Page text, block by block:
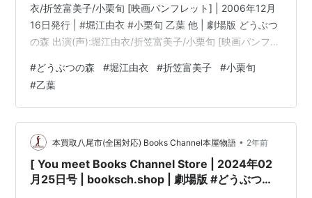
初恋モンスター（二階堂夏歩）
劇場アニメ
劇場版 どうぶつの森（あいちゃん）
劇場版 K MISSING KINGS（櫛名アンナ）
モーレツ宇宙海賊 ABYSS OF HYPERSPACE -亜空の
深淵-（クーリエ）
傷物語I 鉄血篇（羽川翼）
ゲーム
衣/折笠富美子/小栗旬 [映画パンフレット] | 2006年12月
16日発行 | #堀江由衣 #小栗旬 乙葉 他 | 劇場版 どうぶつ
の森 出演(声):堀江由衣/折笠富美子/小栗旬 [映画パンフレ
古書「良」。[映画パンフレット][※発行所:東宝]
[※EAN:4988104036391][※2006年12月16日発行][※数ペ
ージ折れ有][※経年多少劣化有][※表紙折れ・経年…
#どうぶつの森 #堀江由衣 #折笠富美子 #小栗旬
#乙葉
本買取八尾市(全国対応) Books Channel本屋物語 • 2年前
[ You meet Books Channel Store | 2024年02
月25日号 | booksch.shop | 劇場版 #どうぶつの